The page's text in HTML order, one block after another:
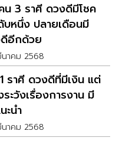
3 ราศี ดวงดีมีโชค
หนึ่ง ปลายเดือนมี
อีกด้วย
าคม 2568
ราศี ดวงดีที่มีเงิน แต่
ะวังเรื่องการงาน มี
ะนำ
าคม 2568